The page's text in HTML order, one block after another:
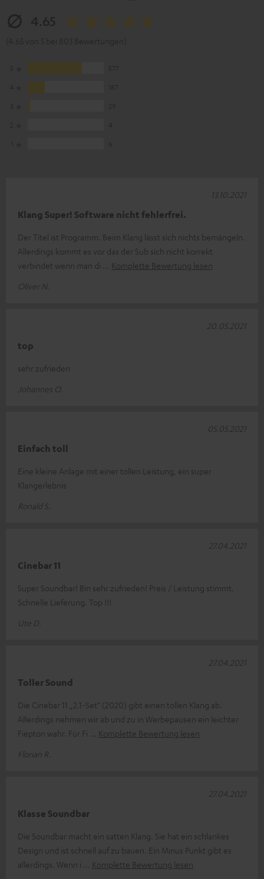
Klang Super! Software nicht fehlerfrei.
Der Titel ist Programm. Beim Klang lässt sich nichts bemängeln.
Allerdings kommt es vor das der Sub sich nicht korrekt
verbindet wenn man di
Komplette Bewertung lesen
Oliver N.
13.10.2021
top
sehr zufrieden
Johannes O.
20.05.2021
Einfach toll
Eine kleine Anlage mit einer tollen Leistung, ein super
Klangerlebnis
Ronald S.
05.05.2021
Cinebar 11
Super Soundbar! Bin sehr zufrieden! Preis / Leistung stimmt.
Schnelle Lieferung. Top !!!
Ute D.
27.04.2021
Toller Sound
Die Cinebar 11 „2.1-Set“ (2020) gibt einen tollen Klang ab.
Allerdings nehmen wir ab und zu in Werbepausen ein leichter
Fiepton wahr. Für Fi
Komplette Bewertung lesen
Florian R.
27.04.2021
Klasse Soundbar
Die Soundbar macht ein satten Klang. Sie hat ein schlankes
Design und ist schnell auf zu bauen. Ein Minus Punkt gibt es
allerdings. Wenn i
Komplette Bewertung lesen
27.04.2021